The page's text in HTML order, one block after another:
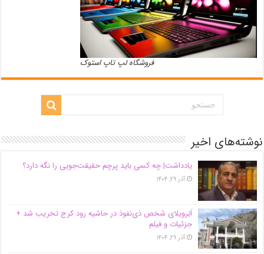
فروشگاه لپ تاپ استوک
نوشته‌های اخیر
یادداشت| ‌چه کسی باید پرچم حقیقت‌جویی را نگه دارد؟
آذر ۲۹, ۱۴۰۴
اَبَر‌ویلای شخص ذی‌نفوذ در حاشیه‌ رود کرج تخریب شد +
جزئیات و فیلم
آذر ۲۹, ۱۴۰۴